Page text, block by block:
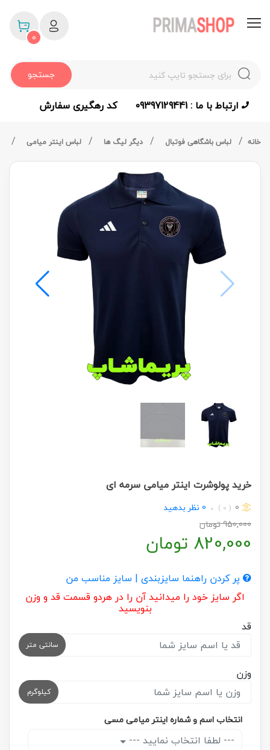
جستجو
0
ارتباط با ما : 09397129441 کد رهگیری سفارش
خانه لباس باشگاهی فوتبال دیگر لیگ ها لباس اینتر میامی
خرید پولوشرت اینتر میامی سرمه ای
0
( 0 )
0 نظر بدهید
950,000تومان
820,000 تومان
پر کردن راهنما سایزبندی | سایز مناسب من
اگر سایز خود را میدانید آن را در هردو قسمت قد و وزن
بنویسید
قد
سانتی متر
وزن
کیلوگرم
انتخاب اسم و شماره اینتر میامی مسی
--- لطفا انتخاب نمایید ---